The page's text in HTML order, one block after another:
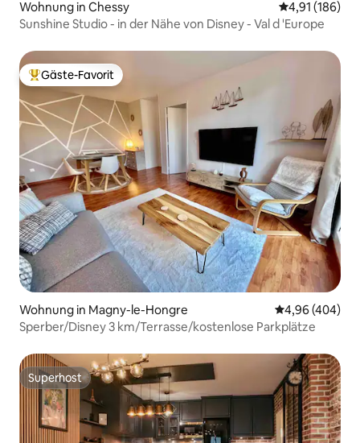
Wohnung in Chessy
4,91 (186)
Sunshine Studio - in der Nähe von Disney - Val d 'Europe
Beliebter Gäste-Favorit.
Gäste-Favorit
Wohnung in Magny-le-Hongre
4,96 (404)
Sperber/Disney 3 km/Terrasse/kostenlose Parkplätze
Superhost
Superhost